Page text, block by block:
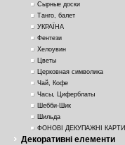
Сырные доски
Танго, балет
УКРАЇНА
Фентези
Хелоувин
Цветы
Церковная символика
Чай, Кофе
Часы, Циферблаты
Шебби-Шик
Шильда
ФОНОВІ ДЕКУПАЖНІ КАРТИ
Декоративні елементи